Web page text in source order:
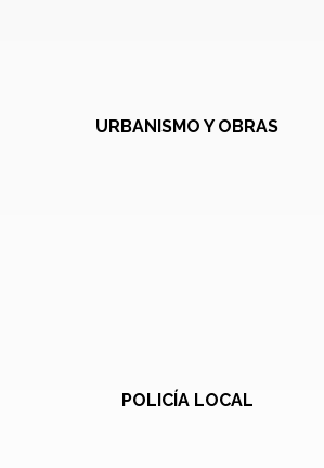
URBANISMO Y OBRAS
POLICÍA LOCAL